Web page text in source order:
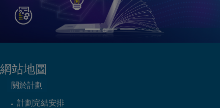
網站地圖
關於計劃
計劃完結安排